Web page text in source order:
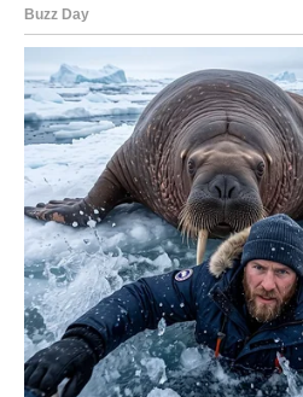
odudarao od uobičajenog
pečenje je bilo bitan element. S
njezina prva tazbina, mogu
posebnu viziju za poseban dan
se suosjećati s njima i uvjerio
zanemaruju njihove komentare
“Neka zagrli svoju mladost”,
napokon stigao dan vjenčanja…
Ovaj mladić našao se u situaciji
ignorirati. “Iako jako poštujem
sam se ponukanim progovoriti